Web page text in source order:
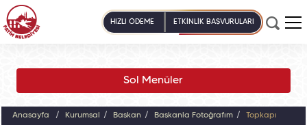
HIZLI ÖDEME ETKİNLİK BAŞVURULARI
Sol Menüler
Anasayfa Kurumsal Başkan Başkanla Fotoğrafım
Topkapı